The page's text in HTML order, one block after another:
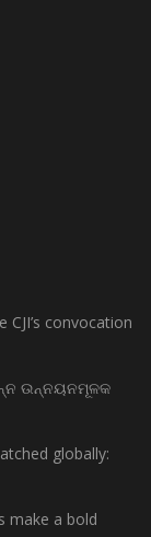
convocation
ଉନ୍ନୟନମୂଳକ
globally:
make a bold